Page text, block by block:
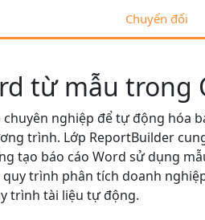
Chuyển đổi
từ mẫu trong
nghiệp để tự động hóa
trình. Lớp ReportBuilder
tạo báo cáo Word sử dụng
quy trình phân tích doanh
trình tài liệu tự động.